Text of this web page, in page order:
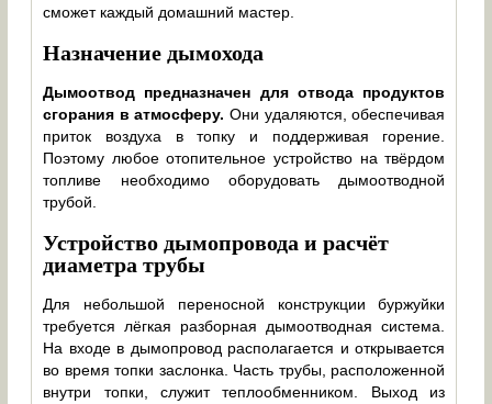
сможет каждый домашний мастер.
Назначение дымохода
Дымоотвод предназначен для отвода продуктов
сгорания в атмосферу. Они удаляются, обеспечивая
приток воздуха в топку и поддерживая горение.
Поэтому любое отопительное устройство на твёрдом
топливе необходимо оборудовать дымоотводной
трубой.
Устройство дымопровода и расчёт
диаметра трубы
Для небольшой переносной конструкции буржуйки
требуется лёгкая разборная дымоотводная система.
На входе в дымопровод располагается и открывается
во время топки заслонка. Часть трубы, расположенной
внутри топки, служит теплообменником. Выход из